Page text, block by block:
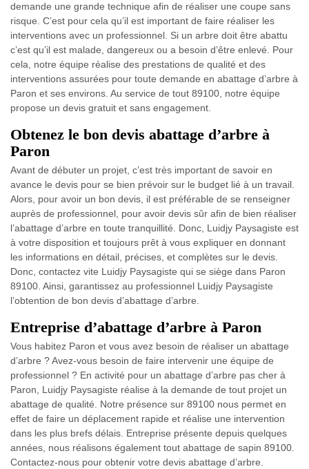
demande une grande technique afin de réaliser une coupe sans
risque. C’est pour cela qu’il est important de faire réaliser les
interventions avec un professionnel. Si un arbre doit être abattu
c’est qu’il est malade, dangereux ou a besoin d’être enlevé. Pour
cela, notre équipe réalise des prestations de qualité et des
interventions assurées pour toute demande en abattage d’arbre à
Paron et ses environs. Au service de tout 89100, notre équipe
propose un devis gratuit et sans engagement.
Obtenez le bon devis abattage d’arbre à
Paron
Avant de débuter un projet, c’est très important de savoir en
avance le devis pour se bien prévoir sur le budget lié à un travail.
Alors, pour avoir un bon devis, il est préférable de se renseigner
auprès de professionnel, pour avoir devis sûr afin de bien réaliser
l’abattage d’arbre en toute tranquillité. Donc, Luidjy Paysagiste est
à votre disposition et toujours prêt à vous expliquer en donnant
les informations en détail, précises, et complètes sur le devis.
Donc, contactez vite Luidjy Paysagiste qui se siège dans Paron
89100. Ainsi, garantissez au professionnel Luidjy Paysagiste
l’obtention de bon devis d’abattage d’arbre.
Entreprise d’abattage d’arbre à Paron
Vous habitez Paron et vous avez besoin de réaliser un abattage
d’arbre ? Avez-vous besoin de faire intervenir une équipe de
professionnel ? En activité pour un abattage d’arbre pas cher à
Paron, Luidjy Paysagiste réalise à la demande de tout projet un
abattage de qualité. Notre présence sur 89100 nous permet en
effet de faire un déplacement rapide et réalise une intervention
dans les plus brefs délais. Entreprise présente depuis quelques
années, nous réalisons également tout abattage de sapin 89100.
Contactez-nous pour obtenir votre devis abattage d’arbre.